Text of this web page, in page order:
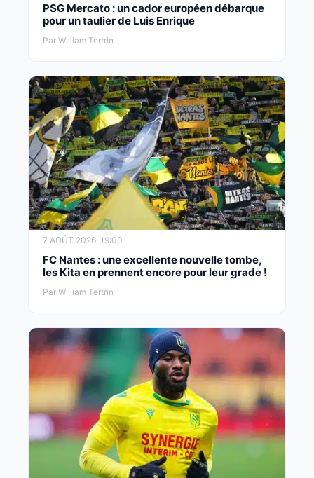
PSG Mercato : un cador européen débarque
pour un taulier de Luis Enrique
Par William Tertrin
7 AOÛT 2026, 19:00
FC Nantes : une excellente nouvelle tombe,
les Kita en prennent encore pour leur grade !
Par William Tertrin